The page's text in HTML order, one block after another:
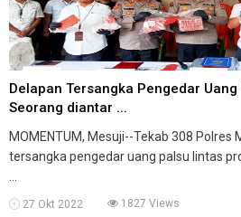
Delapan Tersangka Pengedar
Seorang diantar ...
MOMENTUM, Mesuji--Tekab 308 Polres
tersangka pengedar uang palsu lintas
27 Okt 2022 1827 Views